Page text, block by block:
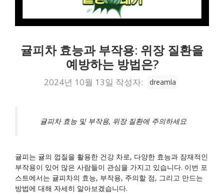
귤피차 효능과 부작용: 위장 질환을
예방하는 방법은?
2024년 10월 13일 작성자: dreamla
귤피차 효능 및 부작용, 위장 질환에 주의하세요
귤피는 귤의 껍질을 활용한 건강 차로, 다양한 효능과 잠재적인
부작용이 있어 많은 사람들이 관심을 가지고 있습니다. 이번 포
스트에서는 귤피차의 효능, 부작용, 주의할 점, 그리고 만드는
방법에 대해 자세히 알아보겠습니다.